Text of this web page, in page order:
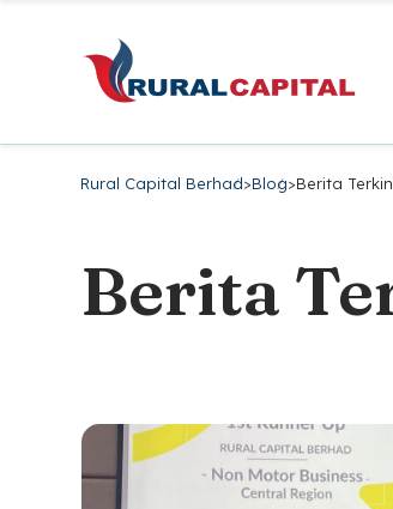
Rural Capital Berhad>Blog>Berita
Berita